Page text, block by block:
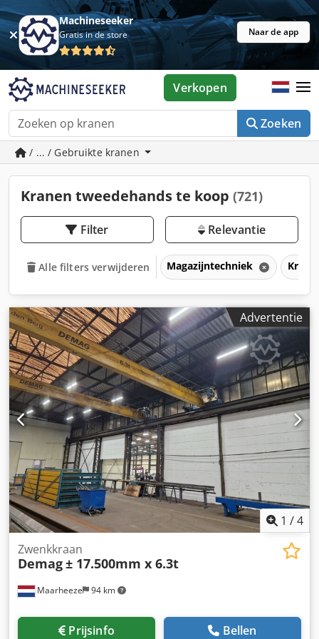
Machineseeker
Gratis in de store Naar de app
Zoeken
Verkopen
/ ... / Gebruikte kranen
Kranen tweedehands te koop (721)
Filter Relevantie
Alle filters verwijderen Magazijntechniek
Advertentie
1 /4
Maarheeze 94 km
Zwenkkraan
Demag± 17.500mm x 6.3t
Prijsinfo Bellen